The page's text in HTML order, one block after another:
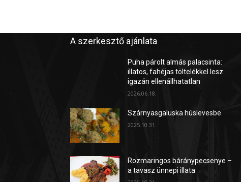
A szerkesztő ajánlata
Puha párolt almás palacsinta:
illatos, fahéjas töltelékkel lesz
igazán ellenállhatatlan
2026.06.18.
Szárnyasgaluska húslevesbe
2025.10.31.
Rozmaringos báránypecsenye –
a tavasz ünnepi illata